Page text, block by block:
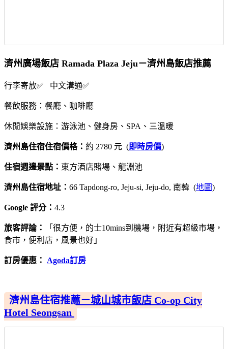
濟州廣場飯店 Ramada Plaza Jeju－濟州島飯店推薦
行李寄放✅ 中文溝通✅
餐飲服務：餐廳、咖啡廳
休閒娛樂設施：游泳池、健身房、SPA、三溫暖
濟州島住宿住宿價格： 約 2780 元 (即時房價)
住宿週邊景點： 東方酒店賭場、龍淵池
濟州島住宿地址： 66 Tapdong-ro, Jeju-si, Jeju-do, 南韓 (地圖)
Google 評分： 4.3
旅客評論：
「很方便，的士10mins到機場，附近有超級市場，
食市，便利店，風景也好」
訂房優惠： Agoda訂房
濟州島住宿推薦－城山城市飯店 Co-op City
Hotel Seongsan